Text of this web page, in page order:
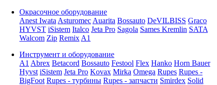
Окрасочное оборудование
Anest Iwata Asturomec Auarita Bossauto DeVILBISS Graco
HYVST iSistem Italco Jeta Pro Sagola Sames Kremlin SATA
Walcom Zip Remix A1
Инструмент и оборудование
A1 Abrex Betacord Bossauto Festool Flex Hanko Horn Bauer
Hyvst iSistem Jeta Pro Kovax Mirka Omega Rupes Rupes -
BigFoot Rupes - турбины Rupes - запчасти Smirdex Solid